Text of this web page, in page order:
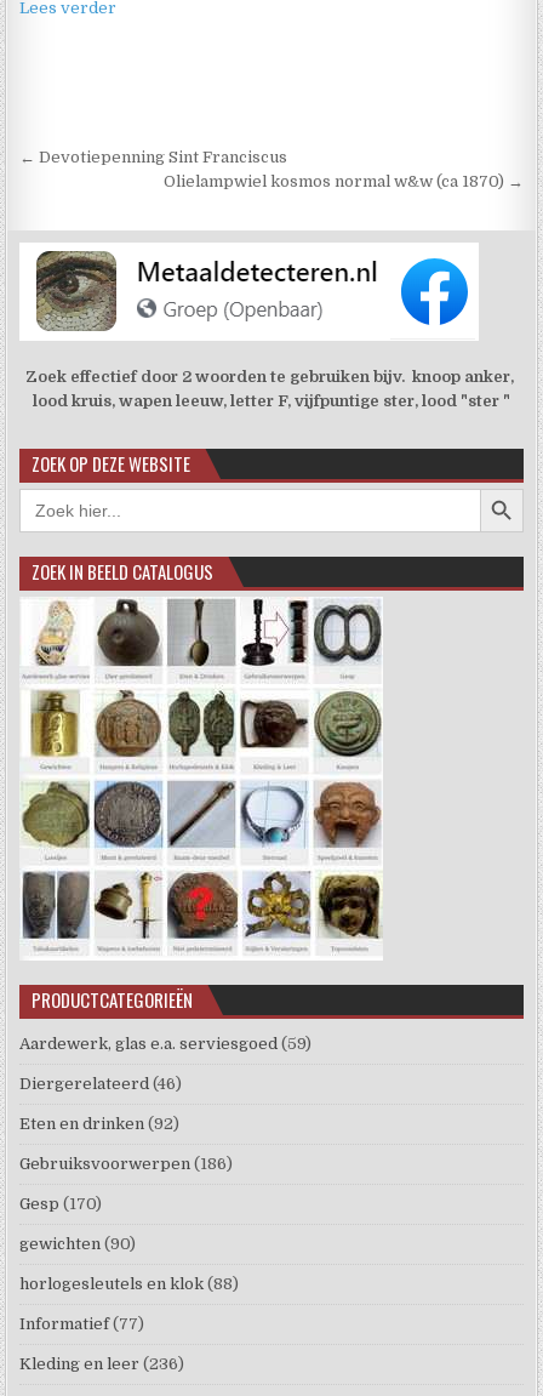
Lees verder
Berichtnavigatie
← Devotiepenning Sint Franciscus
Olielampwiel kosmos normal w&w (ca 1870) →
Zoek effectief door 2 woorden te gebruiken bijv. knoop anker,
lood kruis, wapen leeuw, letter F, vijfpuntige ster, lood "ster "
ZOEK OP DEZE WEBSITE
Zoek
naar:
ZOEK IN BEELD CATALOGUS
PRODUCTCATEGORIEËN
Aardewerk, glas e.a. serviesgoed (59)
Diergerelateerd (46)
Eten en drinken (92)
Gebruiksvoorwerpen (186)
Gesp (170)
gewichten (90)
horlogesleutels en klok (88)
Informatief (77)
Kleding en leer (236)